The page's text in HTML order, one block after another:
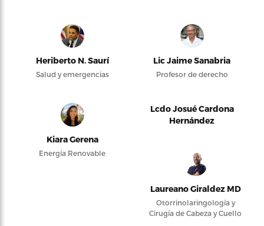
Heriberto N. Saurí
Salud y emergencias
Lic Jaime Sanabria
Profesor de derecho
Kiara Gerena
Energía Renovable
Lcdo Josué Cardona
Hernández
Laureano Giraldez MD
Otorrinolaringología y
Cirugía de Cabeza y Cuello